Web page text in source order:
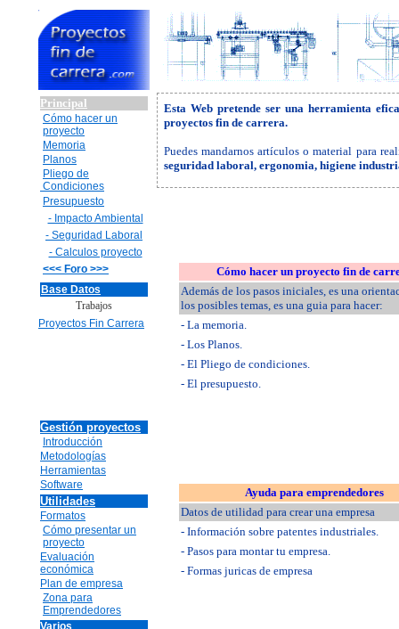
Principal
Cómo hacer un
proyecto
Memoria
Planos
Pliego de
Condiciones
Presupuesto
- Impacto Ambiental
- Seguridad Laboral
- Calculos proyecto
<<< Foro >>>
Base Datos
Trabajos
Proyectos Fin Carrera
Gestión proyectos
Introducción
Metodologías
Herramientas
Software
Utilidades
Formatos
Cómo presentar un
proyecto
Evaluación
económica
Plan de empresa
Zona para
Emprendedores
Varios
Esta Web pretende ser una herramienta
proyectos fin de carrera.
Puedes mandarnos artículos o material para
seguridad laboral, ergonomia, higiene
Cómo hacer un proyecto fin de
Además de los pasos iniciales, es una
los posibles temas, es una guia para hacer:
- La memoria.
- Los Planos.
- El Pliego de condiciones.
- El presupuesto.
Ayuda para emprendedores
Datos de utilidad para crear una empresa
- Información sobre patentes industriales.
- Pasos para montar tu empresa.
- Formas juricas de empresa